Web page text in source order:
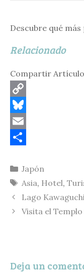
Descubre qué
Relacionado
Compartir Artículo
C
o
p
L
i
n
B
e
s
k
E
a
i
o
m
p
i
Categorías
Japón
Etiquetas
Asia, Hotel,
Lago
Visita el
Deja un